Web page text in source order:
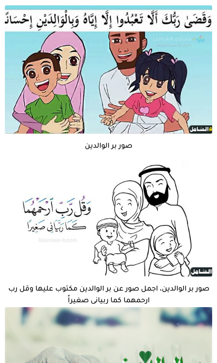
صور بر الوالدين
صور بر الوالدين، اجمل صور عن بر الوالدين مكتوب عليها وقل رب
ارحمهما كما ربيانى صغيراً